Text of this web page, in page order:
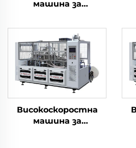
машина за
хартиени чаши
Високоскоростна
машина за